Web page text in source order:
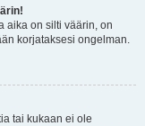
aika on silti väärin, on
korjataksesi ongelman.
tai kukaan ei ole